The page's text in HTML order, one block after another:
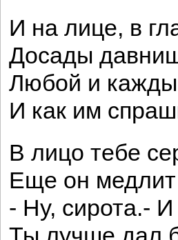
И на лице, в
Досады
Любой и
И как им
В лицо тебе
Еще он медлит
- Ну, сирота.-